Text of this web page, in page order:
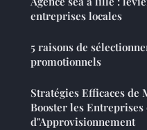
entreprises locales
5 raisons de
promotionnels
Stratégies Efficaces
Booster les Entreprises
d"Approvisionnement